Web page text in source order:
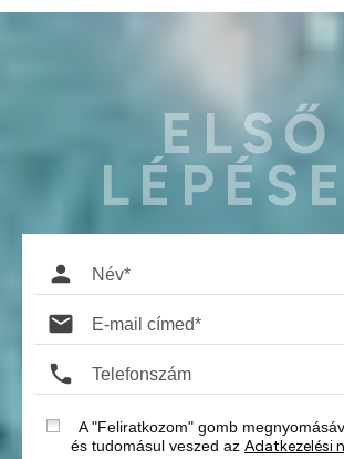
ELSŐ
A "Feliratkozom" gomb
és tudomásul veszed az Adatkezelési